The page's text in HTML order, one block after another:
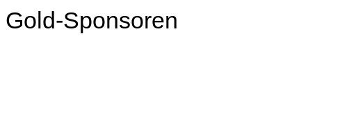
Gold-Sponsoren